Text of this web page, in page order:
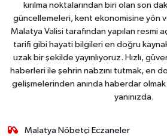
kırılma noktalarından biri olan son
güncellemeleri, kent ekonomisine yön
Malatya Valisi tarafından yapılan resmi
tarifi gibi hayati bilgileri en doğru
uzak bir şekilde yayınlıyoruz. Hızlı,
haberleri ile şehrin nabzını tutmak, en
gelişmelerinden anında haberdar
yanınızda.
Malatya Nöbetçi Eczaneler